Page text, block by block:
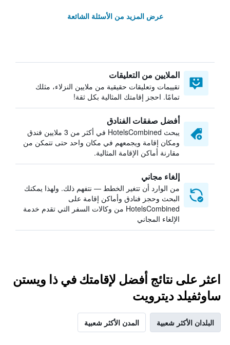
عرض المزيد من الأسئلة الشائعة
الملايين من التعليقات
تقييمات وتعليقات حقيقية من ملايين النزلاء، مثلك
تمامًا. احجز إقامتك المثالية بكل ثقة!
أفضل صفقات الفنادق
يبحث HotelsCombined في أكثر من 3 ملايين فندق
ومكان إقامة ويجمعهم في مكان واحد حتى تتمكن من
مقارنة أماكن الإقامة المثالية.
إلغاء مجاني
من الوارد أن تتغير الخطط — نتفهم ذلك. ولهذا يمكنك
البحث وحجز فنادق وأماكن إقامة على
HotelsCombined من وكالات السفر التي تقدم خدمة
الإلغاء المجاني
اعثر على نتائج أفضل لإقامتك في ذا ويستن
ساوثفيلد ديترويت
البلدان الأكثر شعبية المدن الأكثر شعبية